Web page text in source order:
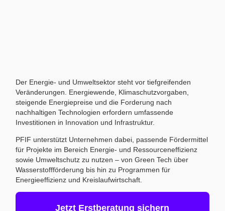
Der Energie- und Umweltsektor steht vor tiefgreifenden
Veränderungen. Energiewende, Klimaschutzvorgaben,
steigende Energiepreise und die Forderung nach
nachhaltigen Technologien erfordern umfassende
Investitionen in Innovation und Infrastruktur.
PFIF unterstützt Unternehmen dabei, passende Fördermittel
für Projekte im Bereich Energie- und Ressourceneffizienz
sowie Umweltschutz zu nutzen – von Green Tech über
Wasserstoffförderung bis hin zu Programmen für
Energieeffizienz und Kreislaufwirtschaft.
Jetzt Erstberatung sichern